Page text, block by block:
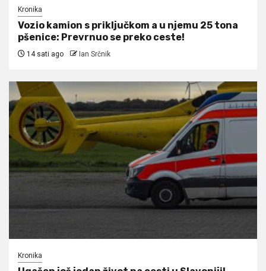
Kronika
Vozio kamion s priključkom a u njemu 25 tona
pšenice: Prevrnuo se preko ceste!
14 sati ago Ian Srčnik
Kronika